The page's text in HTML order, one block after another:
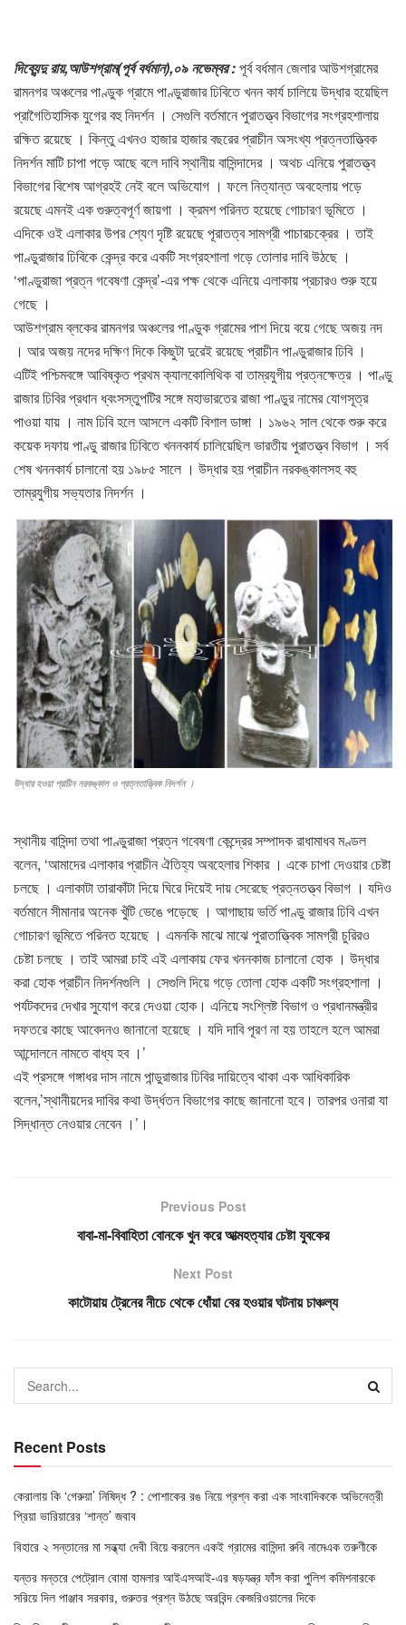
দিব্যেন্দু রায়,আউশগ্রাম(পূর্ব বর্ধমান),০৯ নভেম্বর :পূর্ব বর্ধমান জেলার আউশগ্রামের
রামনগর অঞ্চলের পাণ্ডুক গ্রামে পাণ্ডুরাজার ঢিবিতে খনন কার্য চালিয়ে উদ্ধার হয়েছিল
প্রাগৈতিহাসিক যুগের বহু নিদর্শন । সেগুলি বর্তমানে পুরাতত্ত্ব বিভাগের সংগ্রহশালায়
রক্ষিত রয়েছে । কিন্তু এখনও হাজার হাজার বছরের প্রাচীন অসংখ্য প্রত্নতাত্ত্বিক
নিদর্শন মাটি চাপা পড়ে আছে বলে দাবি স্থানীয় বাসিন্দাদের । অথচ এনিয়ে পুরাতত্ত্ব
বিভাগের বিশেষ আগ্রহই নেই বলে অভিযোগ । ফলে নিত্যান্ত অবহেলায় পড়ে
রয়েছে এমনই এক গুরুত্বপূর্ণ জায়গা । ক্রমশ পরিনত হয়েছে গোচারণ ভূমিতে ।
এদিকে ওই এলাকার উপর শ্যেণ দৃষ্টি রয়েছে পূরাতত্ব সামগ্রী পাচারচক্রের । তাই
পাণ্ডুরাজার ঢিবিকে কেন্দ্র করে একটি সংগ্রহশালা গড়ে তোলার দাবি উঠছে ।
‘পাণ্ডুরাজা প্রত্ন গবেষণা কেন্দ্র’-এর পক্ষ থেকে এনিয়ে এলাকায় প্রচারও শুরু হয়ে
গেছে ।
আউশগ্রাম ব্লকের রামনগর অঞ্চলের পাণ্ডুক গ্রামের পাশ দিয়ে বয়ে গেছে অজয় নদ
। আর অজয় নদের দক্ষিণ দিকে কিছুটা দুরেই রয়েছে প্রাচীন পাণ্ডুরাজার ঢিবি ।
এটিই পশ্চিমবঙ্গে আবিষ্কৃত প্রথম ক্যালকোলিথিক বা তাম্রযুগীয় প্রত্নক্ষেত্র । পাণ্ডু
রাজার ঢিবির প্রধান ধ্বংসস্তুপটির সঙ্গে মহাভারতের রাজা পাণ্ডুর নামের যোগসূত্র
পাওয়া যায় । নাম ঢিবি হলে আসলে একটি বিশাল ডাঙ্গা । ১৯৬২ সাল থেকে শুরু করে
কয়েক দফায় পাণ্ডু রাজার ঢিবিতে খননকার্য চালিয়েছিল ভারতীয় পুরাতত্ত্ব বিভাগ । সর্ব
শেষ খননকার্য চালানো হয় ১৯৮৫ সালে । উদ্ধার হয় প্রাচীন নরকঙ্কালসহ বহু
তাম্রযুগীয় সভ্যতার নিদর্শন ।
উদ্ধার হওয়া প্রাচীন নরকঙ্কাল ও প্রত্নতাত্ত্বিক নিদর্শন ।
স্থানীয় বাসিন্দা তথা পাণ্ডুরাজা প্রত্ন গবেষণা কেন্দ্রের সম্পাদক রাধামাধব মণ্ডল
বলেন, ‘আমাদের এলাকার প্রাচীন ঐতিহ্য অবহেলার শিকার । একে চাপা দেওয়ার চেষ্টা
চলছে । এলাকাটা তারাকাঁটা দিয়ে ঘিরে দিয়েই দায় সেরেছে প্রত্নতত্ত্ব বিভাগ । যদিও
বর্তমানে সীমানার অনেক খুঁটি ভেঙে পড়েছে । আগাছায় ভর্তি পাণ্ডু রাজার ঢিবি এখন
গোচারণ ভূমিতে পরিনত হয়েছে । এমনকি মাঝে মাঝে পুরাতাত্ত্বিক সামগ্রী চুরিরও
চেষ্টা চলছে । তাই আমরা চাই এই এলাকায় ফের খননকাজ চালানো হোক । উদ্ধার
করা হোক প্রাচীন নিদর্শনগুলি । সেগুলি দিয়ে গড়ে তোলা হোক একটি সংগ্রহশালা ।
পর্যটকদের দেখার সুযোগ করে দেওয়া হোক। এনিয়ে সংশ্লিষ্ট বিভাগ ও প্রধানমন্ত্রীর
দফতরে কাছে আবেদনও জানানো হয়েছে । যদি দাবি পূরণ না হয় তাহলে হলে আমরা
আন্দোলনে নামতে বাধ্য হব ।’
এই প্রসঙ্গে গঙ্গাধর দাস নামে পান্ডুরাজার ঢিবির দায়িত্বে থাকা এক আধিকারিক
বলেন,’স্থানীয়দের দাবির কথা উর্দ্ধতন বিভাগের কাছে জানানো হবে। তারপর ওনারা যা
সিদ্ধান্ত নেওয়ার নেবেন ।’।
Previous Post
বাবা-মা-বিবাহিতা বোনকে খুন করে আত্মহত্যার চেষ্টা যুবকের
Next Post
কাটোয়ায় ট্রেনের নীচে থেকে ধোঁয়া বের হওয়ার ঘটনায় চাঞ্চল্য
Recent Posts
কেরালায় কি ‘গেরুয়া’ নিষিদ্ধ ? : পোশাকের রঙ নিয়ে প্রশ্ন করা এক সাংবাদিককে অভিনেত্রী
প্রিয়া ভারিয়ারের ‘শান্ত’ জবাব
বিহারে ২ সন্তানের মা সন্ধ্যা দেবী বিয়ে করলেন একই গ্রামের বাসিন্দা রুবি নামেএক তরুণীকে
যন্তর মন্তরে পেট্রোল বোমা হামলার আইএসআই-এর ষড়যন্ত্র ফাঁস করা পুলিশ কমিশনারকে
সরিয়ে দিল পাঞ্জাব সরকার, গুরুতর প্রশ্ন উঠছে অরবিন্দ কেজরিওয়ালের দিকে